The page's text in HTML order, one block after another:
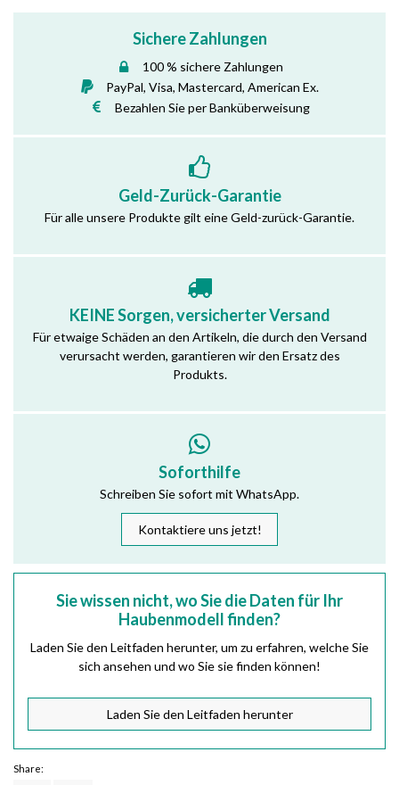
Sichere Zahlungen
100 % sichere Zahlungen
PayPal, Visa, Mastercard, American Ex.
Bezahlen Sie per Banküberweisung
Geld-Zurück-Garantie
Für alle unsere Produkte gilt eine Geld-zurück-Garantie.
KEINE Sorgen, versicherter Versand
Für etwaige Schäden an den Artikeln, die durch den Versand
verursacht werden, garantieren wir den Ersatz des
Produkts.
Soforthilfe
Schreiben Sie sofort mit WhatsApp.
Kontaktiere uns jetzt!
Sie wissen nicht, wo Sie die Daten für Ihr
Haubenmodell finden?
Laden Sie den Leitfaden herunter, um zu erfahren, welche Sie
sich ansehen und wo Sie sie finden können!
Laden Sie den Leitfaden herunter
Share: